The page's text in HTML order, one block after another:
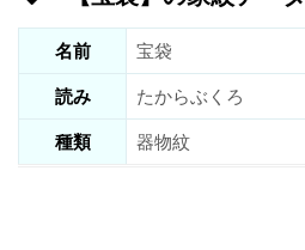
名前
宝袋
読み
たからぶくろ
種類
器物紋